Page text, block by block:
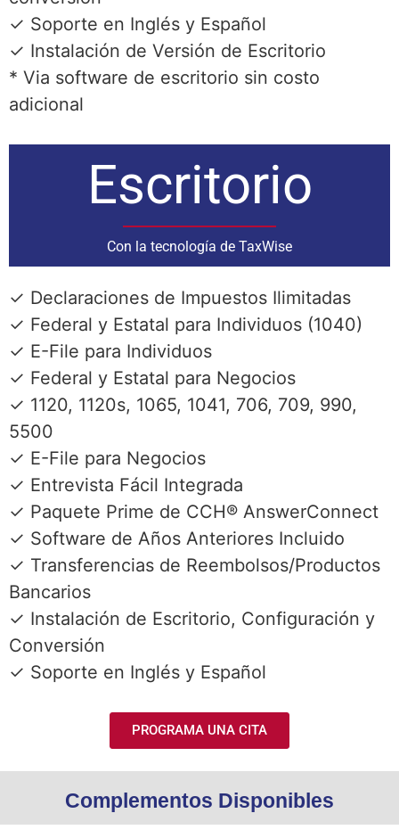
✓ Soporte en Inglés y Español
✓ Instalación de Versión de Escritorio
* Via software de escritorio sin costo
adicional
Escritorio
Con la tecnología de TaxWise
✓ Declaraciones de Impuestos Ilimitadas
✓ Federal y Estatal para Individuos (1040)
✓ E-File para Individuos
✓ Federal y Estatal para Negocios
✓ 1120, 1120s, 1065, 1041, 706, 709, 990,
5500
✓ E-File para Negocios
✓ Entrevista Fácil Integrada
✓ Paquete Prime de CCH® AnswerConnect
✓ Software de Años Anteriores Incluido
✓ Transferencias de Reembolsos/Productos
Bancarios
✓ Instalación de Escritorio, Configuración y
Conversión
✓ Soporte en Inglés y Español
PROGRAMA UNA CITA
Complementos Disponibles